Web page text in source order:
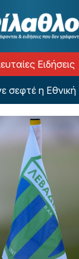
Ειδήσεις
η Εθνική